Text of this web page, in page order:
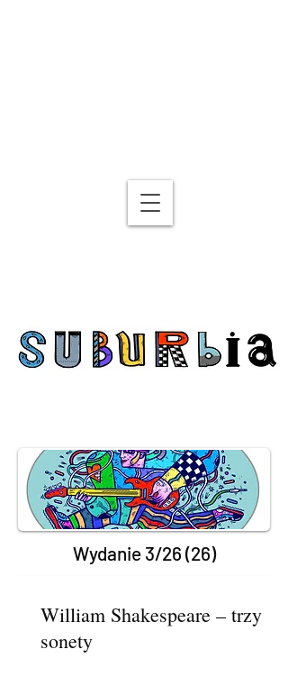
Wydanie 3/26 (26)
William Shakespeare – trzy
sonety